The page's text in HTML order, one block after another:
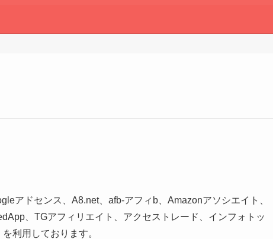
アドセンス、A8.net、afb‐アフィb、Amazonアソシエイト、
、TGアフィリエイト、アクセストレード、インフォトッ
利用しております。